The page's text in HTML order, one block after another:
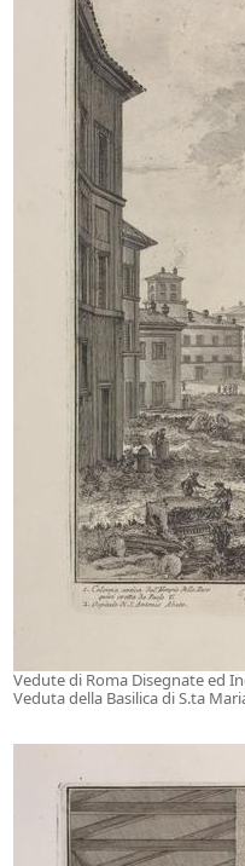
Vedute di Roma Disegnate ed
Veduta della Basilica di S.ta